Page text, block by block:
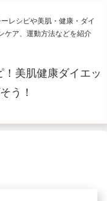
レシピや美肌・健康・ダイ
ケア、運動方法などを紹介
美肌健康ダイエッ
う！